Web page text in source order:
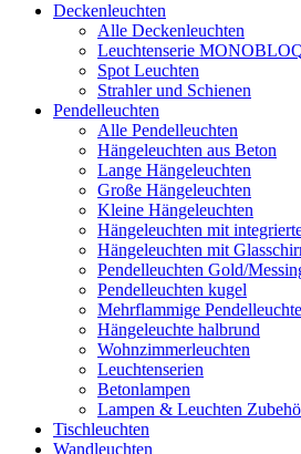
Deckenleuchten
Alle Deckenleuchten
Leuchtenserie
Spot Leuchten
Strahler und Schienen
Pendelleuchten
Alle Pendelleuchten
Hängeleuchten aus Beton
Lange Hängeleuchten
Große Hängeleuchten
Kleine Hängeleuchten
Hängeleuchten mit
Hängeleuchten mit
Pendelleuchten Gold/
Pendelleuchten kugel
Mehrflammige
Hängeleuchte halbrund
Wohnzimmerleuchten
Leuchtenserien
Betonlampen
Lampen & Leuchten
Tischleuchten
Wandleuchten